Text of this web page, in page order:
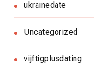
ukrainedate
Uncategorized
vijftigplusdating